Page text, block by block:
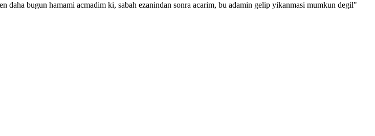
bugun hamami acmadim ki, sabah ezanindan sonra acarim, bu adamin gelip yikanmasi mumkun degil"